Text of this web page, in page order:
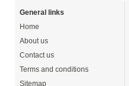
General links
Home
About us
Contact us
Terms and conditions
Sitemap